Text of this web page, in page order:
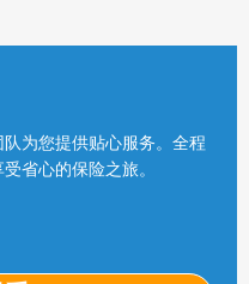
为您提供贴心服务。全程
省心的保险之旅。